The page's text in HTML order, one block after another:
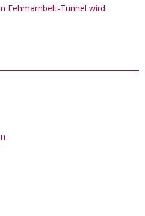
Fehmarnbelt-Tunnel wird